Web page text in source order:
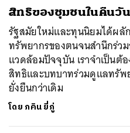
สิทธิของชุมชนในคืนวั
รัฐสมัยใหม่และทุนนิยมได้ผ
ทรัพยากรของตนจนสำนึกร่ว
แวดล้อมปัจจุบัน เราจำเป็น
สิทธิและบทบาทร่วมดูแลทรัพ
ยั่งยืนกว่าเดิม
โดย ภคิน ยี่ภู่